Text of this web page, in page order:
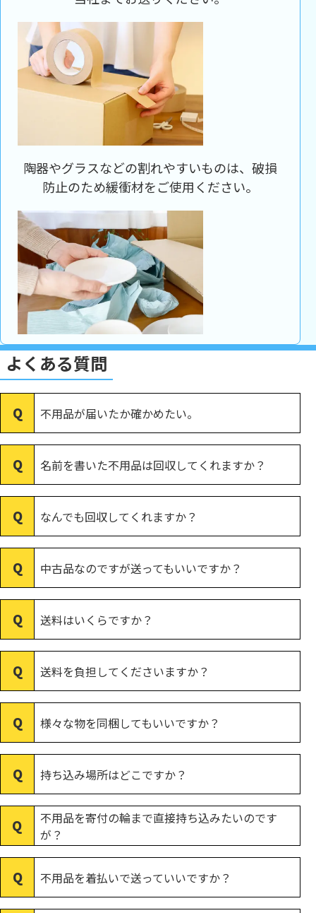
陶器やグラスなどの割れやすいものは、破損
防止のため緩衝材をご使用ください。
よくある質問
不用品が届いたか確かめたい。
名前を書いた不用品は回収してくれますか？
なんでも回収してくれますか？
中古品なのですが送ってもいいですか？
送料はいくらですか？
送料を負担してくださいますか？
様々な物を同梱してもいいですか？
持ち込み場所はどこですか？
不用品を寄付の輪まで直接持ち込みたいのです
が？
不用品を着払いで送っていいですか？